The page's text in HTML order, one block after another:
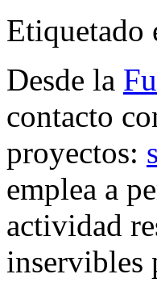
Etiquetado
Desde la
contacto
proyectos:
emplea a
actividad
inservibles